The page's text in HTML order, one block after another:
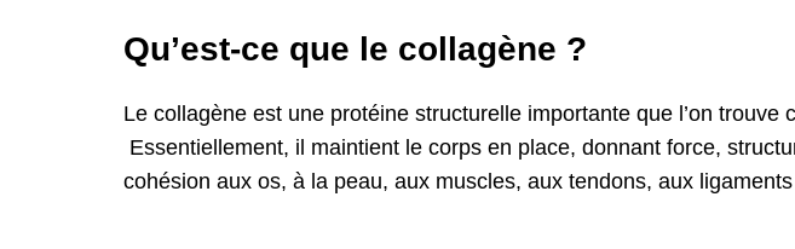
Qu’est-ce que le collagène ?
Le collagène est une protéine structurelle importante que l’on trouve
Essentiellement, il maintient le corps en place, donnant force,
cohésion aux os, à la peau, aux muscles, aux tendons, aux